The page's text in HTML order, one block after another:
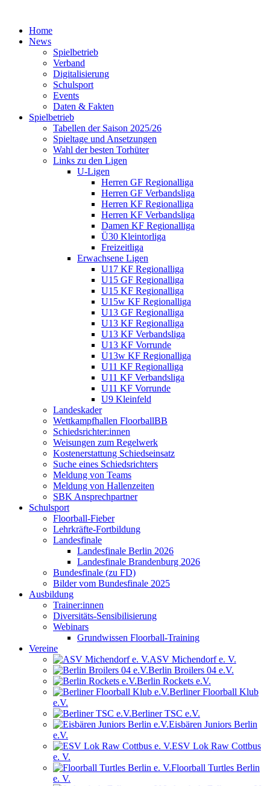
Home
News
Spielbetrieb
Verband
Digitalisierung
Schulsport
Events
Daten & Fakten
Spielbetrieb
Tabellen der Saison 2025/26
Spieltage und Ansetzungen
Wahl der besten Torhüter
Links zu den Ligen
U-Ligen
Herren GF Regionalliga
Herren GF Verbandsliga
Herren KF Regionalliga
Herren KF Verbandsliga
Damen KF Regionalliga
Ü30 Kleintorliga
Freizeitliga
Erwachsene Ligen
U17 KF Regionalliga
U15 GF Regionalliga
U15 KF Regionalliga
U15w KF Regionalliga
U13 GF Regionalliga
U13 KF Regionalliga
U13 KF Verbandsliga
U13 KF Vorrunde
U13w KF Regionalliga
U11 KF Regionalliga
U11 KF Verbandsliga
U11 KF Vorrunde
U9 Kleinfeld
Landeskader
Wettkampfhallen FloorballBB
Schiedsrichter:innen
Weisungen zum Regelwerk
Kostenerstattung Schiedseinsatz
Suche eines Schiedsrichters
Meldung von Teams
Meldung von Hallenzeiten
SBK Ansprechpartner
Schulsport
Floorball-Fieber
Lehrkräfte-Fortbildung
Landesfinale
Landesfinale Berlin 2026
Landesfinale Brandenburg 2026
Bundesfinale (zu FD)
Bilder vom Bundesfinale 2025
Ausbildung
Trainer:innen
Diversitäts-Sensibilisierung
Webinars
Grundwissen Floorball-Training
Vereine
ASV Michendorf e. V.
Berlin Broilers 04 e.V.
Berlin Rockets e.V.
Berliner Floorball Klub
e.V.
Berliner TSC e.V.
Eisbären Juniors Berlin
e.V.
ESV Lok Raw Cottbus
e. V.
Floorball Turtles Berlin
e. V.